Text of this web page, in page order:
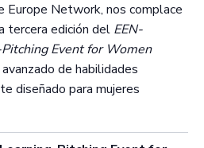
Europe Network, nos complace
tercera edición del EEN-
Event for Women
de habilidades
diseñado para mujeres